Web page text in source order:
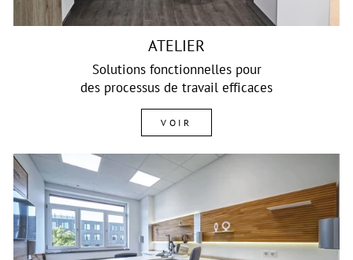
ATELIER
Solutions fonctionnelles pour
des processus de travail efficaces
VOIR